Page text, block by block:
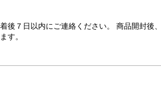
後７日以内にご連絡ください。 商品開封後
す。